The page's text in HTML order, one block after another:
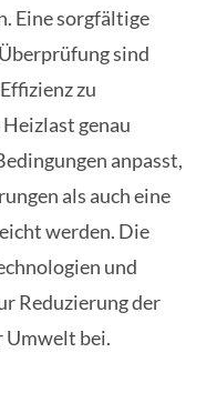
Eine sorgfältige
sind
zu
genau
anpasst,
als auch eine
werden. Die
und
Reduzierung der
Umwelt bei.